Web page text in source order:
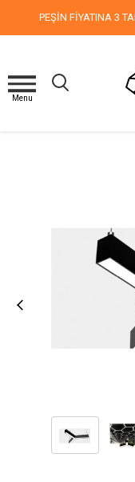
PEŞİN FİYATINA 3
Menu